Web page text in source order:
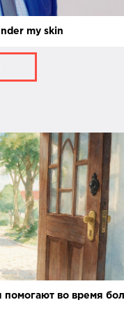
my skin
помогают во время